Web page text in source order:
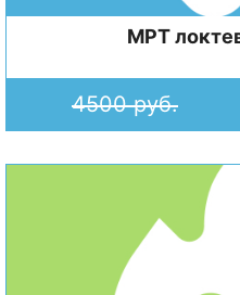
МРТ
4500 руб.